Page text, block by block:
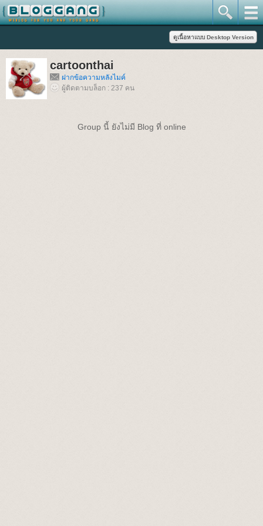
cartoonthai
ฝากข้อความหลังไมค์
ผู้ติดตามบล็อก : 237 คน
Group นี้ ยังไม่มี Blog ที่ online